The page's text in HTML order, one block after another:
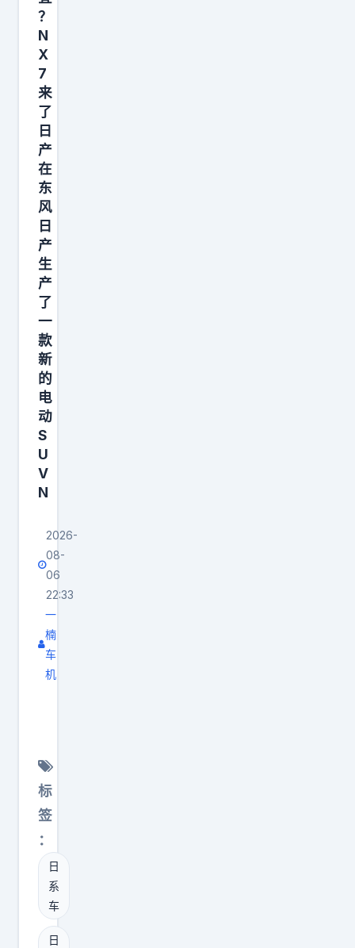
大
轴
距
、
天
地
门
的
露
营
体
验
，
对
纯
电
续
航
、
高
压
快
充
更
高
要
求
，
钛
9
标
。
钛
9
是
不
是
H
1
满
兼
顾
商
务
家
用
。
三
者
轴
距
都
超
3
米
，
车
内
空
间
都
裕
，
差
别
主
要
在
与
车
身
体
量
。
理
想
刚
刚
上
市
，
大
空
间
加
上
H
i
4
插
混
，
性
价
比
直
接
拉
。
3
0
万
别
神
将
登
场
，
拥
有
华
？
N
X
7
来
了
日
产
在
东
风
日
产
生
产
了
一
款
新
的
电
动
S
U
V
N
2026-
08-
06
22:33
一
楠
车
机
电
动
S
V
比
自
家
便
标
签
：
日
系
车
日